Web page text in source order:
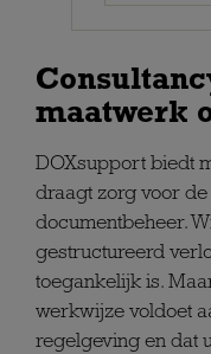
maatwerk
DOXsupport biedt
draagt zorg voor
documentbeheer.
gestructureerd
toegankelijk is.
werkwijze voldoet
regelgeving en dat